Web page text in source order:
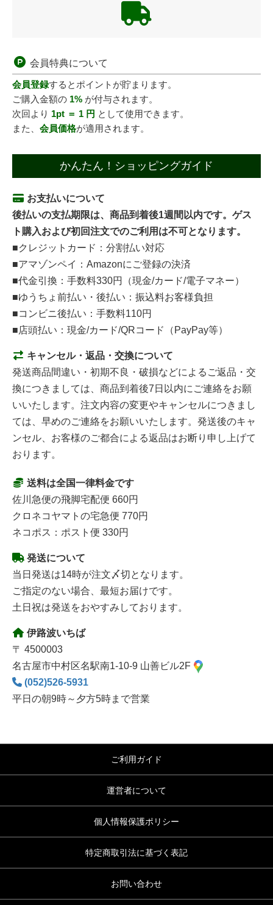
会員特典について
会員登録するとポイントが貯まります。
ご購入金額の 1% が付与されます。
次回より 1pt ＝ 1 円 として使用できます。
また、 会員価格が適用されます。
かんたん！ショッピングガイド
お支払いについて
後払いの支払期限は、商品到着後1週間以内です。ゲス
ト購入および初回注文でのご利用は不可となります。
■クレジットカード：分割払い対応
■アマゾンペイ：Amazonにご登録の決済
■代金引換：手数料330円（現金/カード/電子マネー）
■ゆうちょ前払い・後払い：振込料お客様負担
■コンビニ後払い：手数料110円
■店頭払い：現金/カード/QRコード（PayPay等）
キャンセル・返品・交換について
発送商品間違い・初期不良・破損などによるご返品・交
換につきましては、商品到着後7日以内にご連絡をお願
いいたします。注文内容の変更やキャンセルにつきまし
ては、早めのご連絡をお願いいたします。発送後のキャ
ンセル、お客様のご都合による返品はお断り申し上げて
おります。
送料は全国一律料金です
佐川急便の飛脚宅配便 660円
クロネコヤマトの宅急便 770円
ネコポス：ポスト便 330円
発送について
当日発送は14時が注文〆切となります。
ご指定のない場合、最短お届けです。
土日祝は発送をおやすみしております。
伊路波いちば
〒 4500003
名古屋市中村区名駅南1-10-9 山善ビル2F
(052)526-5931
平日の朝9時～夕方5時まで営業
ご利用ガイド
運営者について
個人情報保護ポリシー
特定商取引法に基づく表記
お問い合わせ